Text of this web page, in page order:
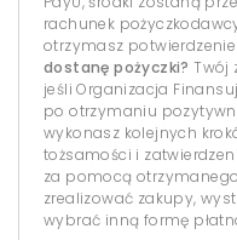
rachunek
otrzymasz
dostanę pożyczki? Twój
jeśli Organizacja
po otrzymaniu
wykonasz kolejnych
tożsamości i
za pomocą
zrealizować zakupy,
wybrać inną formę